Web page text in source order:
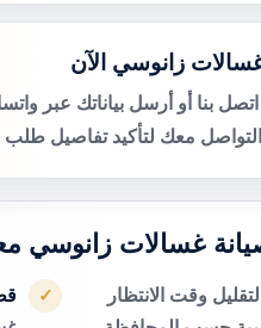
زانوسي الآن
بنا أو أرسل بياناتك عبر
التواصل معك لتأكيد تفاصيل
غسالات زانوسي
لتقليل وقت الانتظار
✓